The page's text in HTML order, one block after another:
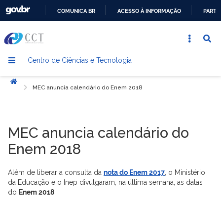
CONTEÚDO
COMUNICA BR ACESSO À INFORMAÇÃO
Centro de Ciências e Tecnologia
Início
MEC anuncia calendário do Enem 2018
MEC anuncia calendário do
Enem 2018
Além de liberar a consulta da nota do Enem 2017 , o Ministério
da Educação e o Inep divulgaram, na última semana, as datas
do Enem 2018